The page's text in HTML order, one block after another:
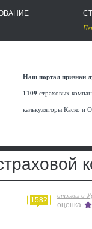
Наш портал признан
1109 страховых
калькуляторы Каско и
1582
отзывы о
оценка